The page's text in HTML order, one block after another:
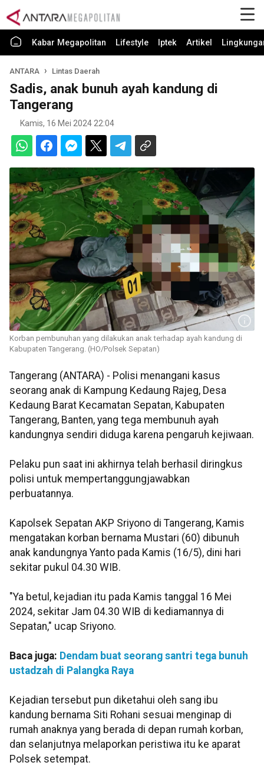
Kabar Megapolitan Lifestyle Iptek Artikel
ANTARA Lintas Daerah
Sadis, anak bunuh ayah kandung di
Tangerang
Kamis, 16 Mei 2024 22:04
Korban pembunuhan yang dilakukan anak terhadap ayah kandung di
Kabupaten Tangerang. (HO/Polsek Sepatan)
Tangerang (ANTARA) - Polisi menangani kasus
seorang anak di Kampung Kedaung Rajeg, Desa
Kedaung Barat Kecamatan Sepatan, Kabupaten
Tangerang, Banten, yang tega membunuh ayah
kandungnya sendiri diduga karena pengaruh kejiwaan.
Pelaku pun saat ini akhirnya telah berhasil diringkus
polisi untuk mempertanggungjawabkan
perbuatannya.
Kapolsek Sepatan AKP Sriyono di Tangerang, Kamis
mengatakan korban bernama Mustari (60) dibunuh
anak kandungnya Yanto pada Kamis (16/5), dini hari
sekitar pukul 04.30 WIB.
"Ya betul, kejadian itu pada Kamis tanggal 16 Mei
2024, sekitar Jam 04.30 WIB di kediamannya di
Sepatan," ucap Sriyono.
Baca juga: Dendam buat seorang santri tega bunuh
ustadzah di Palangka Raya
Kejadian tersebut pun diketahui oleh sang ibu
kandung bernama Siti Rohani sesuai menginap di
rumah anaknya yang berada di depan rumah korban,
dan selanjutnya melaporkan peristiwa itu ke aparat
Polsek setempat.